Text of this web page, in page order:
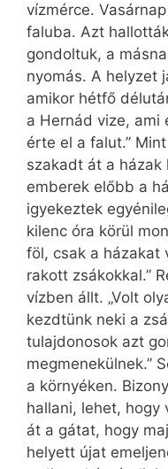
vízmérce.
faluba. Azt
gondoltuk, a
nyomás. A helyzet
amikor hétfő
a Hernád vize, ami
érte el a falut.”
szakadt át a házak
emberek előbb a
igyekeztek
kilenc óra körül
föl, csak a házakat
rakott zsákokkal.”
vízben állt. „Volt
kezdtünk neki a
tulajdonosok azt
megmenekülnek.”
a környéken.
hallani, lehet, hogy
át a gátat, hogy
helyett újat